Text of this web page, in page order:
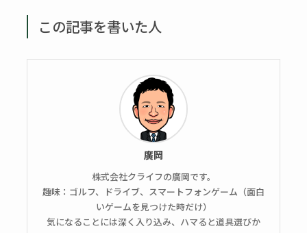
この記事を書いた人
廣岡
株式会社クライフの廣岡です。
趣味：ゴルフ、ドライブ、スマートフォンゲーム（面白
いゲームを見つけた時だけ）
気になることには深く入り込み、ハマると道具選びか